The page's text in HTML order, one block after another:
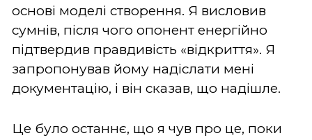
основі моделі створення. Я висловив
сумнів, після чого опонент енергійно
підтвердив правдивість «відкриття». Я
запропонував йому надіслати мені
документацію, і він сказав, що надішле.
Це було останнє, що я чув про це, поки